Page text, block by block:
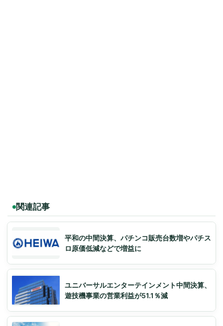
関連記事
平和の中間決算、パチンコ販売台数増やパチス
ロ原価低減などで増益に
ユニバーサルエンターテインメント中間決算、
遊技機事業の営業利益が51.1％減